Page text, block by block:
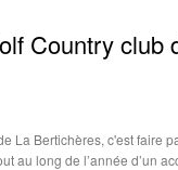
Country club
La Bertichères, c'est faire
au long de l’année d’un